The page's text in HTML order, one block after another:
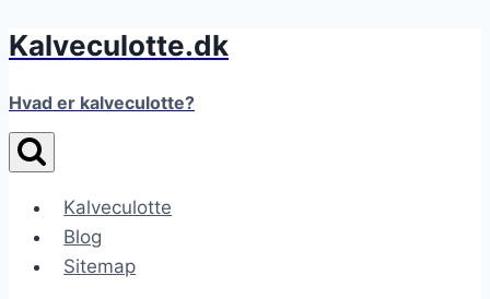
Fortsæt
indhold
Kalveculotte.dk
Hvad er kalveculotte?
Kalveculotte
Blog
Sitemap